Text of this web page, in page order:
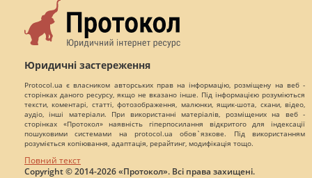
Юридичні застереження
Protocol.ua є власником авторських прав на інформацію, розміщену на веб -
сторінках даного ресурсу, якщо не вказано інше. Під інформацією розуміються
тексти, коментарі, статті, фотозображення, малюнки, ящик-шота, скани, відео,
аудіо, інші матеріали. При використанні матеріалів, розміщених на веб -
сторінках «Протокол» наявність гіперпосилання відкритого для індексації
пошуковими системами на protocol.ua обов`язкове. Під використанням
розуміється копіювання, адаптація, рерайтинг, модифікація тощо.
Повний текст
Copyright © 2014-2026 «Протокол». Всі права захищені.